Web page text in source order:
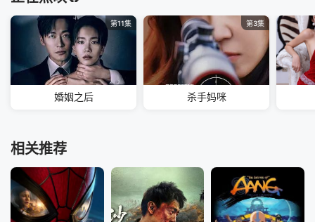
第11集
婚姻之后
第3集
杀手妈咪
相关推荐